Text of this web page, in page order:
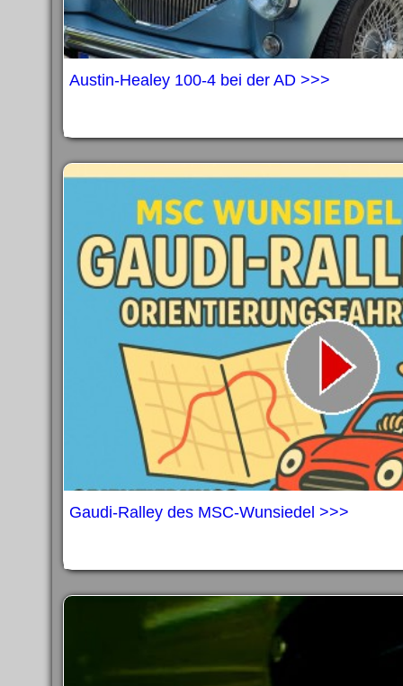
Austin-Healey 100-4 bei der AD >>>
Gaudi-Ralley des MSC-Wunsiedel >>>